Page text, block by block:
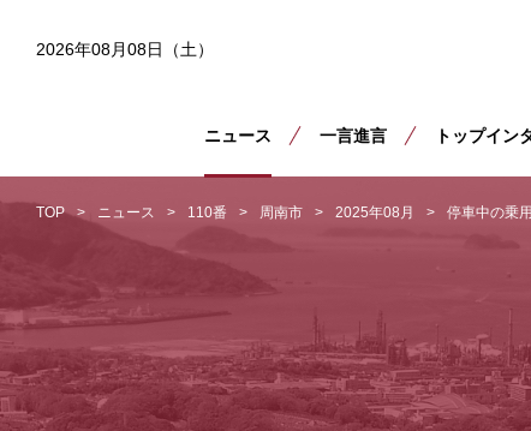
2026年08月08日（土）
ニュース 一言進言 トップイン
TOP ニュース 110番 周南市 2025年08月 停車中の乗